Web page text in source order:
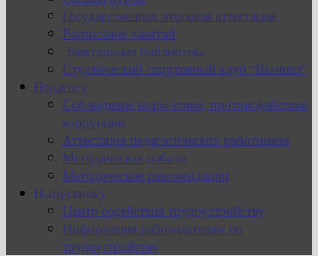
Государственная итоговая аттестация
Расписание занятий
Электронная библиотека
Студенческий спортивный клуб “Вымпел”
Педагогу
Соблюдение норм этики, противодействие
коррупции
Аттестация педагогических работников
Методическая работа
Методические рекомендации
Выпускнику
Центр содействия трудоустройству
Информация работодателям по
трудоустройству